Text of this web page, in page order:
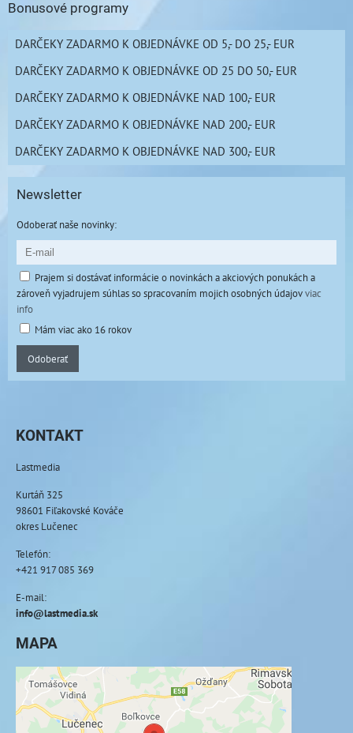
Bonusové programy
DARČEKY ZADARMO K OBJEDNÁVKE OD 5,- DO 25,- EUR
DARČEKY ZADARMO K OBJEDNÁVKE OD 25 DO 50,- EUR
DARČEKY ZADARMO K OBJEDNÁVKE NAD 100,- EUR
DARČEKY ZADARMO K OBJEDNÁVKE NAD 200,- EUR
DARČEKY ZADARMO K OBJEDNÁVKE NAD 300,- EUR
Newsletter
Odoberať naše novinky:
Prajem si dostávať informácie o novinkách a akciových ponukách a
zároveň vyjadrujem súhlas so spracovaním mojich osobných údajovviac
info
Mám viac ako 16 rokov
Odoberať
KONTAKT
Lastmedia
Kurtáň 325
98601 Fiľakovské Kováče
okres Lučenec
Telefón:
+421 917 085 369
E-mail:
info@lastmedia.sk
MAPA
Externý obsah je blokovaný Voľbami
súkromia